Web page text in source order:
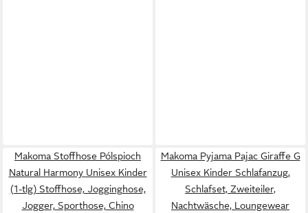
Makoma Stoffhose Pólspioch
Natural Harmony Unisex Kinder
(1-tlg) Stoffhose, Jogginghose,
Jogger, Sporthose, Chino
Makoma Pyjama Pajac Giraffe G
Unisex Kinder Schlafanzug,
Schlafset, Zweiteiler,
Nachtwäsche, Loungewear